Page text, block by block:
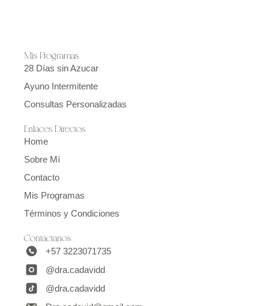
Mis Programas
28 Días sin Azucar
Ayuno Intermitente
Consultas Personalizadas
Enlaces Directos
Home
Sobre Mí
Contacto
Mis Programas
Términos y Condiciones
Contáctanos
+57 3223071735
@dra.cadavidd
@dra.cadavidd